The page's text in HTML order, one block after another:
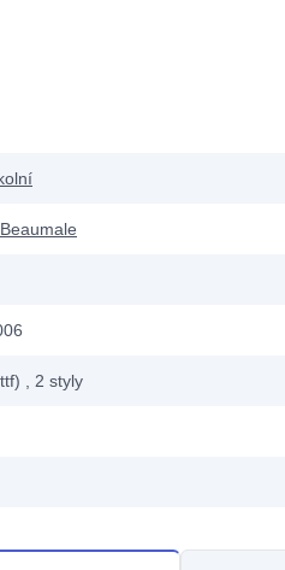
, 2 styly